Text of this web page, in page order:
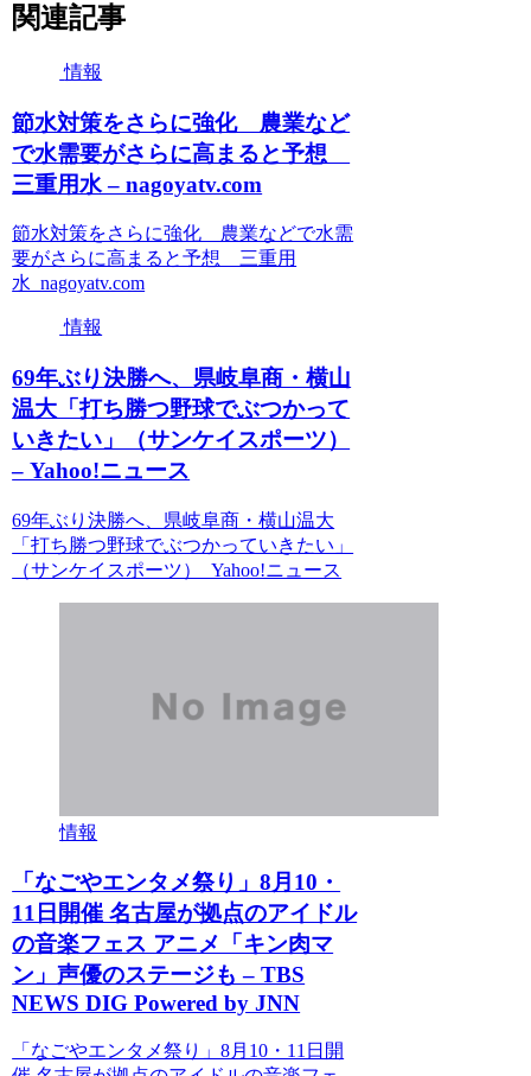
関連記事
情報
節水対策をさらに強化 農業など
で水需要がさらに高まると予想
三重用水 – nagoyatv.com
節水対策をさらに強化 農業などで水需
要がさらに高まると予想 三重用
水 nagoyatv.com
情報
69年ぶり決勝へ、県岐阜商・横山
温大「打ち勝つ野球でぶつかって
いきたい」（サンケイスポーツ）
– Yahoo!ニュース
69年ぶり決勝へ、県岐阜商・横山温大
「打ち勝つ野球でぶつかっていきたい」
（サンケイスポーツ） Yahoo!ニュース
情報
「なごやエンタメ祭り」8月10・
11日開催 名古屋が拠点のアイドル
の音楽フェス アニメ「キン肉マ
ン」声優のステージも – TBS
NEWS DIG Powered by JNN
「なごやエンタメ祭り」8月10・11日開